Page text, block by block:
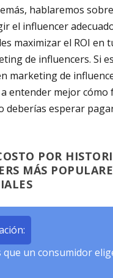
hablaremos
el influencer
maximizar el ROI en
de influencers. Si
marketing de
entender mejor cómo
deberías esperar
POR
MÁS
un consumidor